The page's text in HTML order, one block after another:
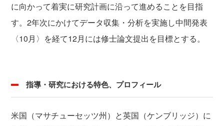
に向かって着実に研究計画に沿って進めることを目指
す。2年次にかけてデータ収集・分析を実施し中間発表
〈10月〉を経て12月には修士論文提出を目標とする。
指導・研究における特色、プロフィール
米国（マサチューセッツ州）と英国（ケンブリッジ）に